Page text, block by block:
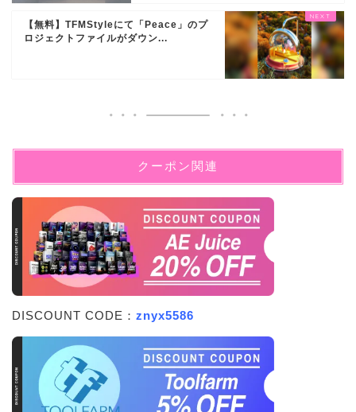
【無料】TFMStyleにて「Peace」のプ
ロジェクトファイルがダウン...
クーポン関連
DISCOUNT CODE： znyx5586